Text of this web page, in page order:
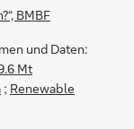
BMBF
und Daten:
Mt
; Renewable